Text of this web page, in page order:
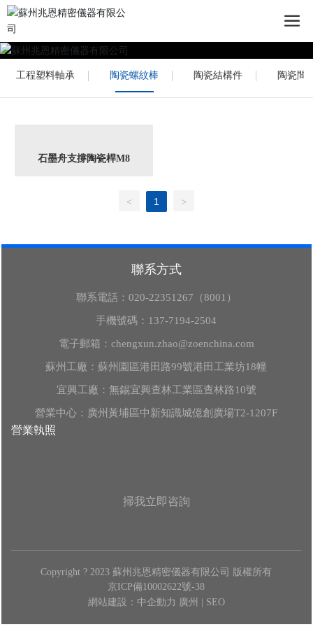
工程塑料軸承 陶瓷螺紋棒 陶瓷結構件 陶瓷間
石墨舟支撐陶瓷桿M8
< 1 >
聯系方式
聯系電話： 020-22351267（8001）
手機號碼： 137-7194-2504
電子郵箱： chengxun.zhao@zoenchina.com
蘇州工廠：蘇州園區港田路99號港田工業坊18幢
宜興工廠：無錫宜興查林工業區查林路10號
營業中心：廣州黃埔區中新知識城億創廣場T2-1207F
營業執照
掃我立即咨詢
Copyright ? 2023 蘇州兆恩精密儀器有限公司 版權所有
京ICP備10002622號-38
網站建設：中企動力 廣州 SEO